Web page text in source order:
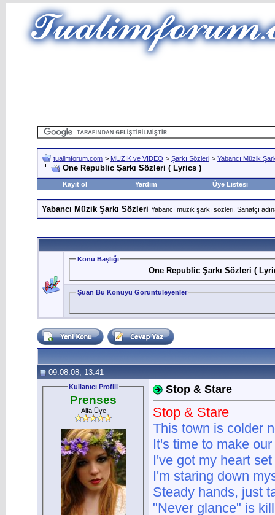
tualimforum.com > MÜZİK ve VİDEO > Şarkı Sözleri > Yabancı Müzik
One Republic Şarkı Sözleri ( Lyrics )
Kayıt ol Yardım Üye Listesi
Yabancı Müzik Şarkı Sözleri Yabancı müzik şarkı sözleri. Sanatçı
Konu Başlığı
One Republic Şarkı Sözleri (
Şuan Bu Konuyu Görüntüleyenler
09.08.08, 13:41
Kullanıcı Profili
Prenses
Alfa Üye
Stop & Stare
Stop & Stare
This town is colder
It's time to make
I've got my heart
I'm staring down
Steady hands, just
"Never glance" is